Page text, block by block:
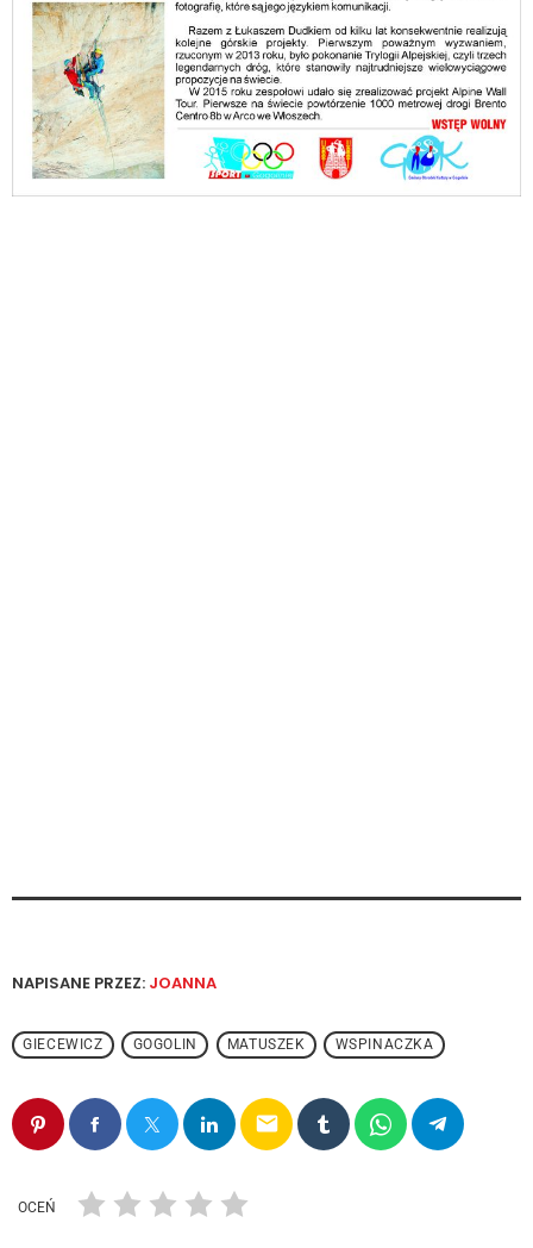
NAPISANE PRZEZ: JOANNA
GIECEWICZ GOGOLIN MATUSZEK WSPINACZKA
email
OCEŃ